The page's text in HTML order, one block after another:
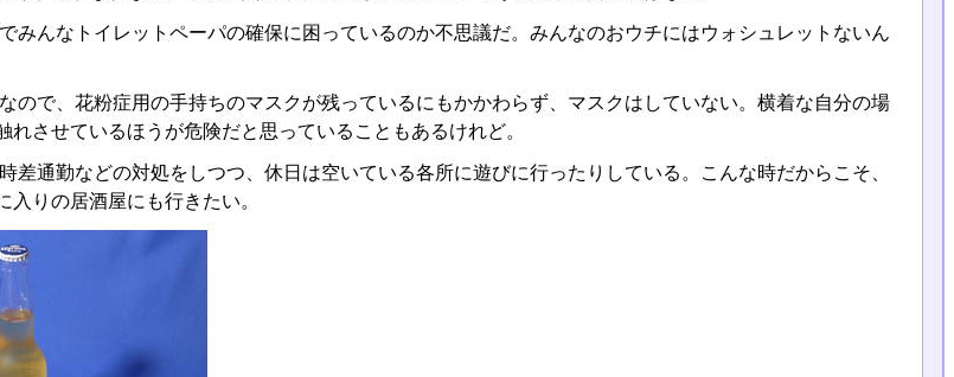
みんなトイレットペーパの確保に困っているのか不思議だ。みんなのおウチにはウォシュレットないん
ので、花粉症用の手持ちのマスクが残っているにもかかわらず、マスクはしていない。横着な自分の場
れさせているほうが危険だと思っていることもあるけれど。
差通勤などの対処をしつつ、休日は空いている各所に遊びに行ったりしている。こんな時だからこそ、
入りの居酒屋にも行きたい。